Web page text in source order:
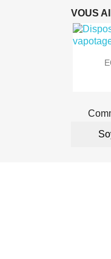
VOUS